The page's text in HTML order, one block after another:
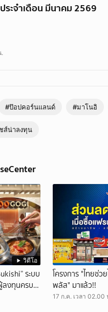
ระจำเดือน มีนาคม 2569
.
#ป๊อปคอร์นแลนด์ #มาโนอิ
ส์น่าลงทุน
วิดีโอ
ระบบ
ลงทุนครบ
โครงการ "ไทยช่ว
พลัส" มาแล้ว!!
17 ก.ค. เวลา 02.00